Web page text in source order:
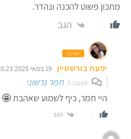
מתכון פשוט להכנה ונהדר.
הגב
עורכת
יפעת בורשטיין 19 במאי 2025 10:23
תגובה לתמר גרשוני
היי תמר, כיף לשמוע שאהבת 🤩
הגב